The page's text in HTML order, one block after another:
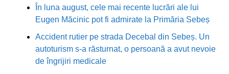
În luna august, cele mai recente lucrări ale lui
Eugen Măcinic pot fi admirate la Primăria Sebeș
Accident rutier pe strada Decebal din Sebeș. Un
autoturism s-a răsturnat, o persoană a avut nevoie
de îngrijiri medicale